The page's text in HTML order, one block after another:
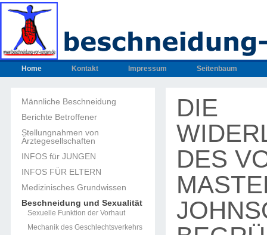
Home Kontakt Impressum Seitenbaum
Männliche Beschneidung
Berichte Betroffener
Stellungnahmen von
Ärztegesellschaften
INFOS für JUNGEN
INFOS FÜR ELTERN
Medizinisches Grundwissen
Beschneidung und Sexualität
Sexuelle Funktion der Vorhaut
Mechanik des Geschlechtsverkehrs
DIE
DES